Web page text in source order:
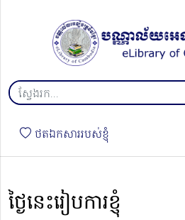
ថតឯកសាររបស់ខ្ញុំ
ថ្ងៃនេះរៀបការខ្ញុំ